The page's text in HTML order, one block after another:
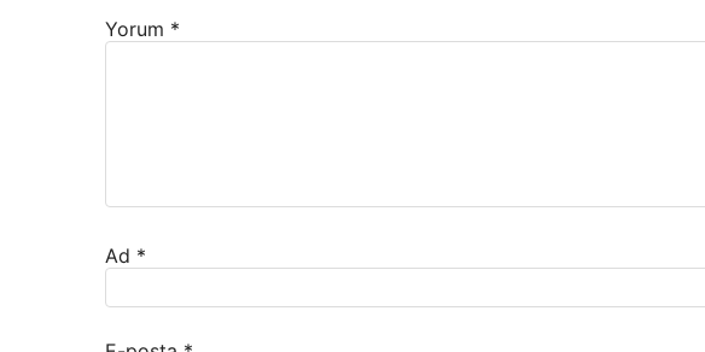
Yorum *
Ad *